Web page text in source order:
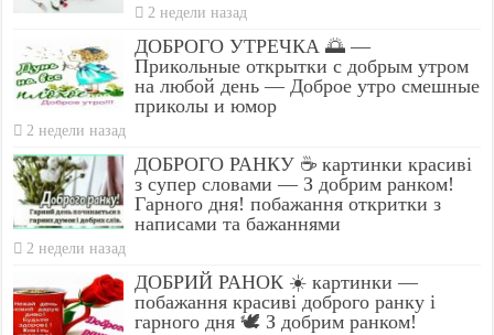
2 недели назад
ДОБРОГО УТРЕЧКА 🌅 —
Прикольные открытки с добрым утром
на любой день — Доброе утро смешные
приколы и юмор
2 недели назад
ДОБРОГО РАНКУ ☕ картинки красиві
з супер словами — З добрим ранком!
Гарного дня! побажання откритки з
написами та бажаннями
2 недели назад
ДОБРИЙ РАНОК ☀️ картинки —
побажання красиві доброго ранку і
гарного дня 🕊️ З добрим ранком!